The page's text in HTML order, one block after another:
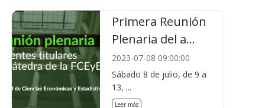
Primera Reunión
Plenaria del a...
2023-07-08 09:00:00
Sábado 8 de julio, de 9 a
13, ...
Leer más